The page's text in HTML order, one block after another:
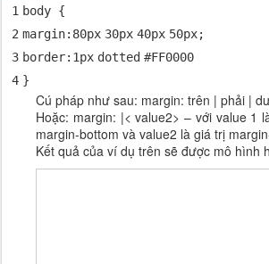
1 body {
2 margin: 80px 30px 40px 50px;
3 border: 1px dotted #FF0000
4 }
Cú pháp như sau: margin: trên | phải |
Hoặc: margin: |< value2> – với value 1
margin-bottom và value2 là giá trị
Kết quả của ví dụ trên sẽ được mô hình